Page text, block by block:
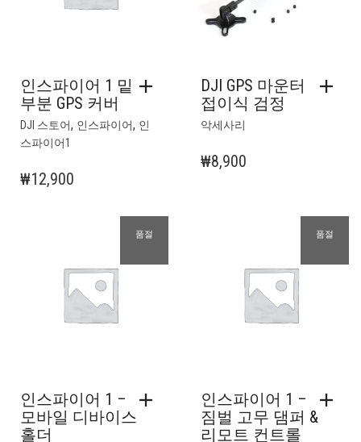
인스파이어 1 밑
부분 GPS 커버
DJI 스토어, 인스파이어, 인
스파이어1
₩12,900
DJI GPS 마운터
접이식 검정
악세사리
₩8,900
품절
인스파이어 1 –
모바일 디바이스
홀더
품절
인스파이어 1 –
짐벌 고무 댐퍼 &
리모트 컨트롤